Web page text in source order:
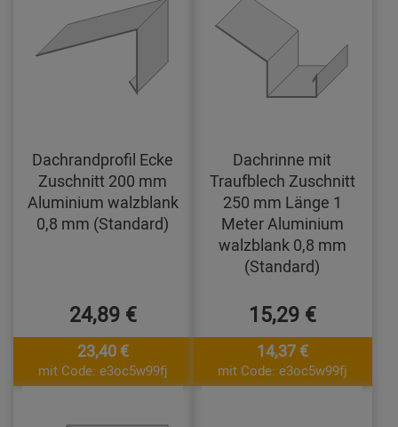
Dachrandprofil Ecke
Zuschnitt 200 mm
Aluminium walzblank
0,8 mm (Standard)
24,89 €
23,40 €
mit Code: e3oc5w99fj
Dachrinne mit
Traufblech Zuschnitt
250 mm Länge 1
Meter Aluminium
walzblank 0,8 mm
(Standard)
15,29 €
14,37 €
mit Code: e3oc5w99fj